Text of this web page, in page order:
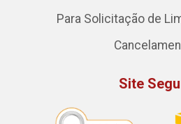
Para Solicitação de
Site